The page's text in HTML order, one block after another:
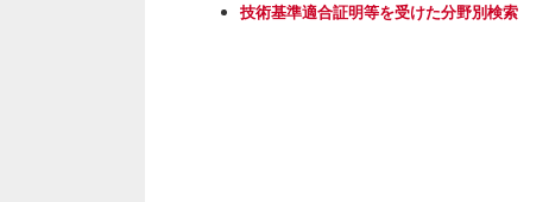
技術基準適合証明等を受けた分野別検索